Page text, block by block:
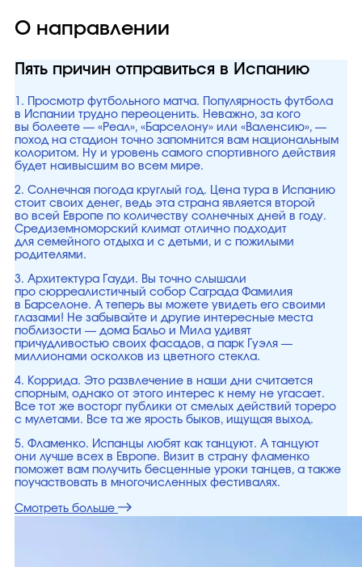
О направлении
Пять причин отправиться в Испанию
1. Просмотр футбольного матча. Популярность футбола
в Испании трудно переоценить. Неважно, за кого
вы болеете — «Реал», «Барселону» или «Валенсию», —
поход на стадион точно запомнится вам национальным
колоритом. Ну и уровень самого спортивного действия
будет наивысшим во всем мире.
2. Солнечная погода круглый год. Цена тура в Испанию
стоит своих денег, ведь эта страна является второй
во всей Европе по количеству солнечных дней в году.
Средиземноморский климат отлично подходит
для семейного отдыха и с детьми, и с пожилыми
родителями.
3. Архитектура Гауди. Вы точно слышали
про сюрреалистичный собор Саграда Фамилия
в Барселоне. А теперь вы можете увидеть его своими
глазами! Не забывайте и другие интересные места
поблизости — дома Бальо и Мила удивят
причудливостью своих фасадов, а парк Гуэля —
миллионами осколков из цветного стекла.
4. Коррида. Это развлечение в наши дни считается
спорным, однако от этого интерес к нему не угасает.
Все тот же восторг публики от смелых действий тореро
с мулетами. Все та же ярость быков, ищущая выход.
5. Фламенко. Испанцы любят как танцуют. А танцуют
они лучше всех в Европе. Визит в страну фламенко
поможет вам получить бесценные уроки танцев, а также
поучаствовать в многочисленных фестивалях.
Смотреть больше